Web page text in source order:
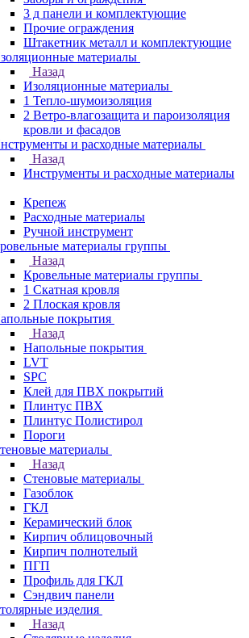
3 д панели и комплектующие
Прочие ограждения
Штакетник металл и комплектующие
материалы
Назад
Изоляционные материалы
1 Тепло-шумоизоляция
2 Ветро-влагозащита и пароизоляция
кровли и фасадов
и расходные материалы
Назад
Инструменты и расходные материалы
Крепеж
Расходные материалы
Ручной инструмент
материалы группы
Назад
Кровельные материалы группы
1 Скатная кровля
2 Плоская кровля
покрытия
Назад
Напольные покрытия
LVT
SPC
Клей для ПВХ покрытий
Плинтус ПВХ
Плинтус Полистирол
Пороги
материалы
Назад
Стеновые материалы
Газоблок
ГКЛ
Керамический блок
Кирпич облицовочный
Кирпич полнотелый
ПГП
Профиль для ГКЛ
Сэндвич панели
изделия
Назад